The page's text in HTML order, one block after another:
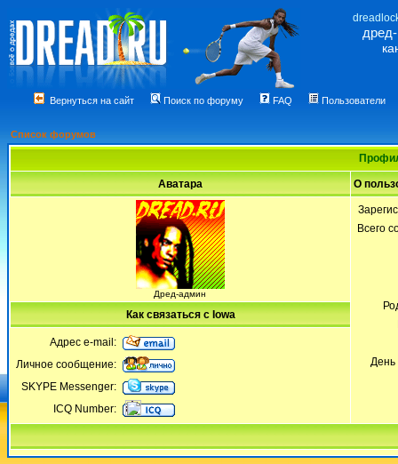
Вернуться на сайт Поиск по форуму FAQ Пользователи
Список форумов
Аватара О
Дред-админ
Всего
День
Как связаться с Iowa
Адрес e-mail:
Личное сообщение:
SKYPE Messenger:
ICQ Number: